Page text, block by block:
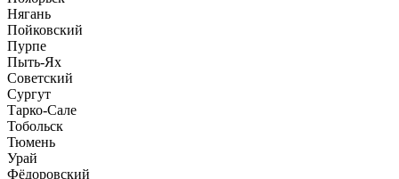
Нягань
Пойковский
Пурпе
Пыть-Ях
Советский
Сургут
Тарко-Сале
Тобольск
Тюмень
Урай
Фёдоровский